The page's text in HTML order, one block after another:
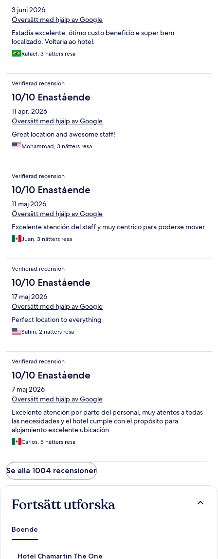
3 juni 2026
Översätt med hjälp av Google
Estadia excelente, ótimo custo beneficio e super bem
localizado. Voltaria ao hotel.
Rafael, 3 nätters resa
Verifierad recension
10/10 Enastående
11 apr. 2026
Översätt med hjälp av Google
Great location and awesome staff!
Mohammad, 3 nätters resa
Verifierad recension
10/10 Enastående
11 maj 2026
Översätt med hjälp av Google
Excelente atención del staff y muy centrico para poderse mover
Juan, 3 nätters resa
Verifierad recension
10/10 Enastående
17 maj 2026
Översätt med hjälp av Google
Perfect location to everything
Sahin, 2 nätters resa
Verifierad recension
10/10 Enastående
7 maj 2026
Översätt med hjälp av Google
Excelente atención por parte del personal, muy atentos a todas
las necesidades y el hotel cumple con el propósito para
alojamiento excelente ubicación
Carlos, 5 nätters resa
Se alla 1004 recensioner
Fortsätt utforska
Boende
Hotel Chamartin The One
L